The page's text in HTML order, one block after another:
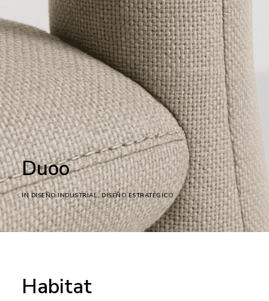
Duoo
INDISEÑO INDUSTRIAL,DISEÑO ESTRATÉGICO
Habitat